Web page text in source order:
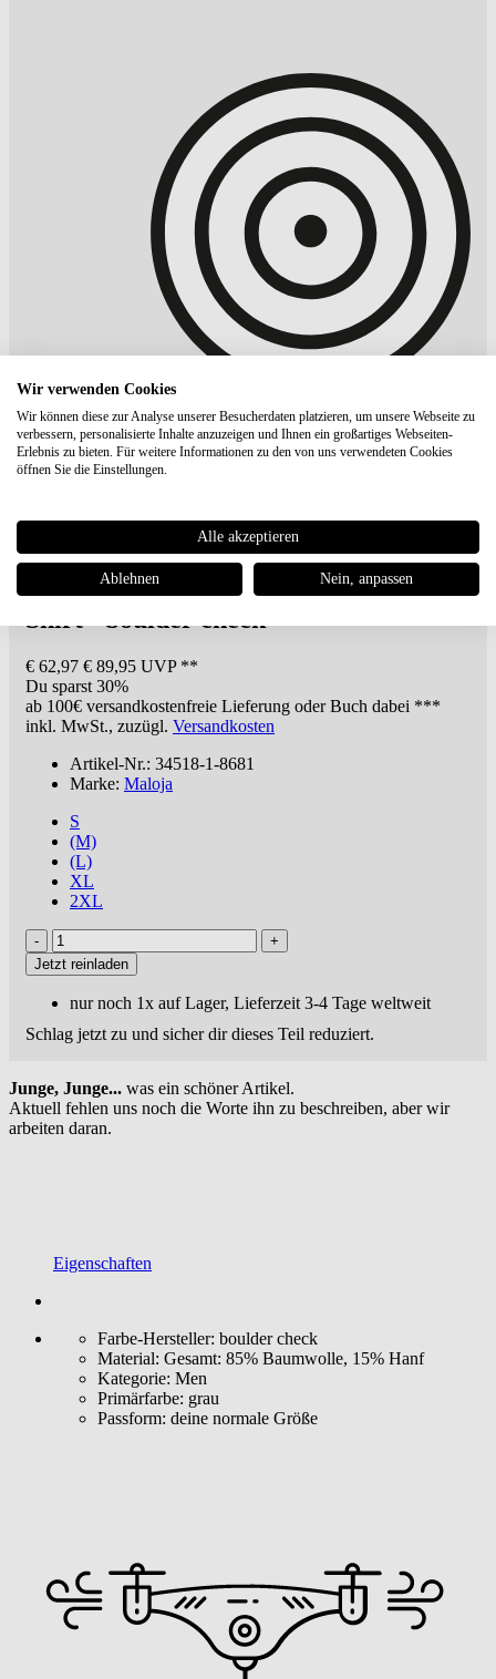
Maloja DerjonM. - Organic Hemp
Shirt - boulder check
€ 62,97 € 89,95 UVP **
Du sparst 30%
ab 100€ versandkostenfreie Lieferung oder Buch dabei ***
inkl. MwSt., zuzügl. Versandkosten
Artikel-Nr.: 34518-1-8681
Marke: Maloja
S
(M)
(L)
XL
2XL
Jetzt reinladen
nur noch 1x auf Lager, Lieferzeit 3-4 Tage weltweit
Schlag jetzt zu und sicher dir dieses Teil reduziert.
Junge, Junge... was ein schöner Artikel.
Aktuell fehlen uns noch die Worte ihn zu beschreiben, aber wir
arbeiten daran.
Eigenschaften
Farbe-Hersteller: boulder check
Material: Gesamt: 85% Baumwolle, 15% Hanf
Kategorie: Men
Primärfarbe: grau
Passform: deine normale Größe
Wir verwenden Cookies
Wir können diese zur Analyse unserer Besucherdaten platzieren, um unsere Webseite zu
verbessern, personalisierte Inhalte anzuzeigen und Ihnen ein großartiges Webseiten-
Erlebnis zu bieten. Für weitere Informationen zu den von uns verwendeten Cookies
öffnen Sie die Einstellungen.
Alle akzeptieren
Ablehnen Nein, anpassen